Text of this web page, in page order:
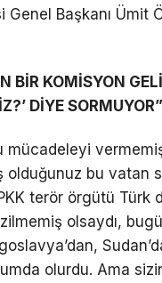
Genel Başkanı Ümit
BİR KOMİSYON
DİYE SORMUYOR”
mücadeleyi
olduğunuz bu vatan
terör örgütü Türk
olsaydı,
olurdu. Ama